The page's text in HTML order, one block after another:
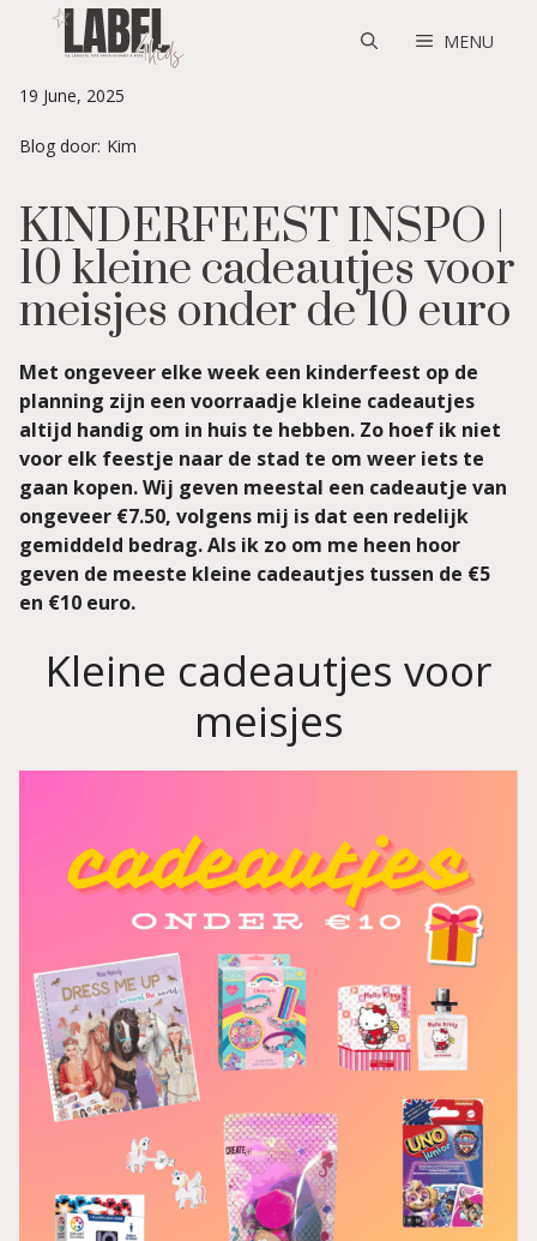
MENU
19 June, 2025
Blog door: Kim
KINDERFEEST INSPO |
10 kleine cadeautjes voor
meisjes onder de 10 euro
Met ongeveer elke week een kinderfeest op de
planning zijn een voorraadje kleine cadeautjes
altijd handig om in huis te hebben. Zo hoef ik niet
voor elk feestje naar de stad te om weer iets te
gaan kopen. Wij geven meestal een cadeautje van
ongeveer €7.50, volgens mij is dat een redelijk
gemiddeld bedrag. Als ik zo om me heen hoor
geven de meeste kleine cadeautjes tussen de €5
en €10 euro.
Kleine cadeautjes voor
meisjes